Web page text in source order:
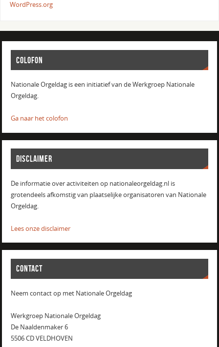
WordPress.org
COLOFON
Nationale Orgeldag is een initiatief van de Werkgroep Nationale
Orgeldag.
Ga naar het colofon
DISCLAIMER
De informatie over activiteiten op nationaleorgeldag.nl is
grotendeels afkomstig van plaatselijke organisatoren van Nationale
Orgeldag.
Lees onze disclaimer
CONTACT
Neem contact op met Nationale Orgeldag
Werkgroep Nationale Orgeldag
De Naaldenmaker 6
5506 CD VELDHOVEN